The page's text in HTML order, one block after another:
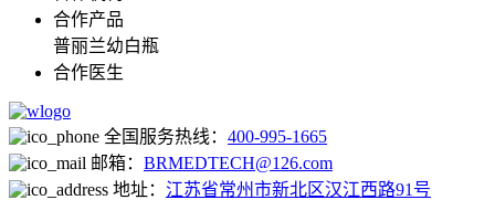
合作产品
普丽兰幼白瓶
合作医生
全国服务热线： 400-995-1665
邮箱： BRMEDTECH@126.com
地址： 江苏省常州市新北区汉江西路91号